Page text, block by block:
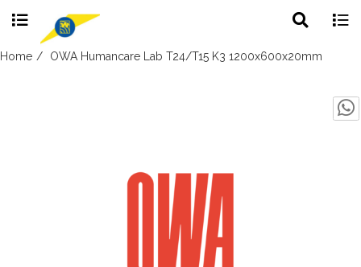
Skip
search
Home OWA Humancare Lab T24/T15 K3 1200x600x20mm